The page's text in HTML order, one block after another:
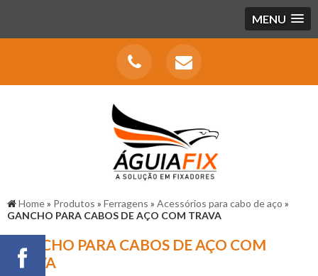
MENU
Home» Produtos » Ferragens » Acessórios para cabo de aço »
GANCHO PARA CABOS DE AÇO COM TRAVA
GANCHO PARA CABOS DE AÇO COM
TRAVA